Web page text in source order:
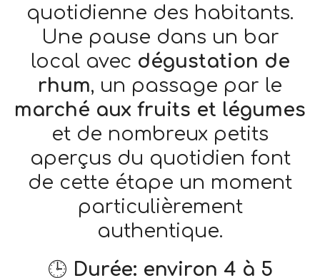
quotidienne des habitants.
Une pause dans un bar
local avec dégustation de
rhum, un passage par le
marché aux fruits et légumes
et de nombreux petits
aperçus du quotidien font
de cette étape un moment
particulièrement
authentique.
🕒 Durée: environ 4 à 5